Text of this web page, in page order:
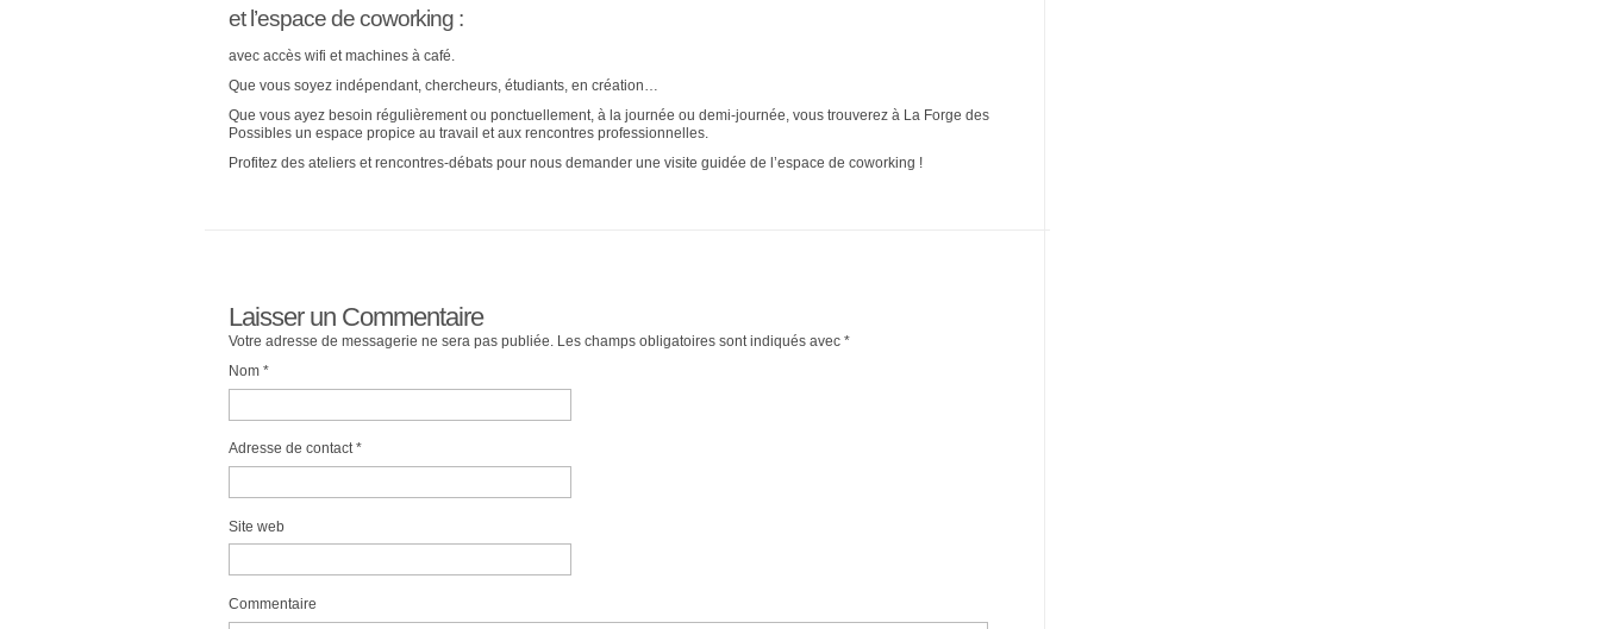
et l’espace de coworking :
avec accès wifi et machines à café.
Que vous soyez indépendant, chercheurs, étudiants, en création…
Que vous ayez besoin régulièrement ou ponctuellement, à la journée ou demi-journée, vous trouverez à La Forge des
Possibles un espace propice au travail et aux rencontres professionnelles.
Profitez des ateliers et rencontres-débats pour nous demander une visite guidée de l’espace de coworking !
Laisser un Commentaire
Votre adresse de messagerie ne sera pas publiée. Les champs obligatoires sont indiqués avec *
Nom *
Adresse de contact*
Site web
Commentaire